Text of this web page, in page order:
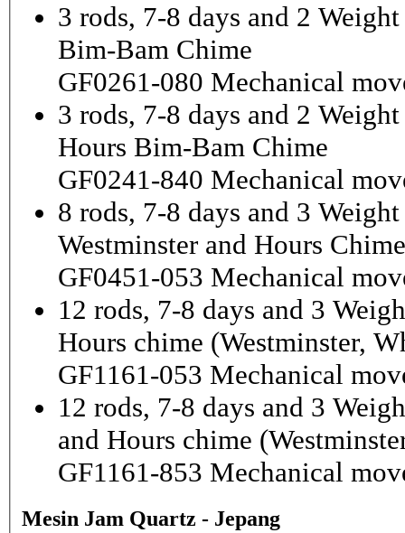
3 rods, 7-8 days and 2
Bim-Bam Chime
GF0261-080 Mechanical
3 rods, 7-8 days and 2
Hours Bim-Bam Chime
GF0241-840 Mechanical
8 rods, 7-8 days and 3
Westminster and Hours Chime
GF0451-053 Mechanical
12 rods, 7-8 days and 3
Hours chime (Westminster,
GF1161-053 Mechanical
12 rods, 7-8 days and 3
and Hours chime
GF1161-853 Mechanical
Mesin Jam Quartz - Jepang